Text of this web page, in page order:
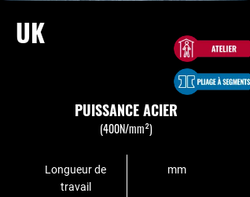
UK
PUISSANCE ACIER
(400N/mm²)
Longueur de
travail
mm